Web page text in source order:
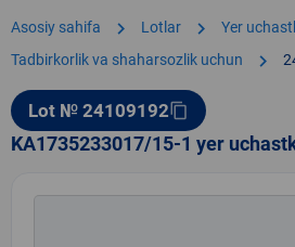
Asosiy sahifa chevron_right Lotlar chevron_right Yer
Tadbirkorlik va shaharsozlik uchun chevron_right
Lot № 24109192content_copy
KA1735233017/15-1 yer